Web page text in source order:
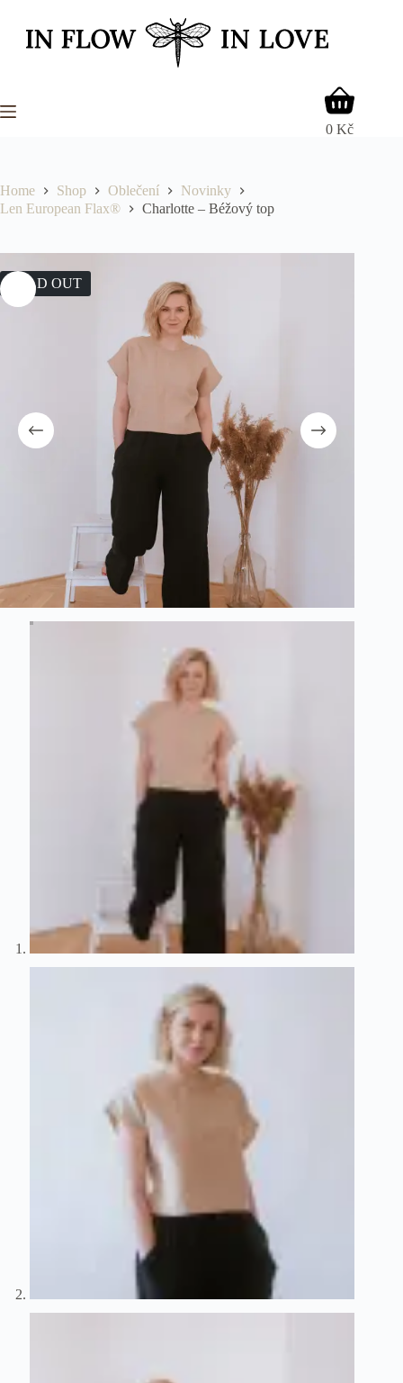
content
Shopping
cart
0Kč
Home Shop Oblečení
Novinky
Len European Flax®
Charlotte – Béžový top
SOLD OUT